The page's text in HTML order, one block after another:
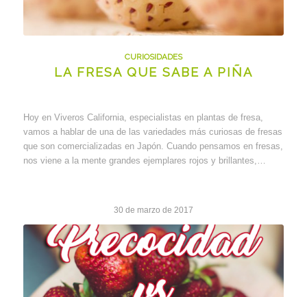
CURIOSIDADES
LA FRESA QUE SABE A PIÑA
Hoy en Viveros California, especialistas en plantas de fresa,
vamos a hablar de una de las variedades más curiosas de fresas
que son comercializadas en Japón. Cuando pensamos en fresas,
nos viene a la mente grandes ejemplares rojos y brillantes,…
30 de marzo de 2017